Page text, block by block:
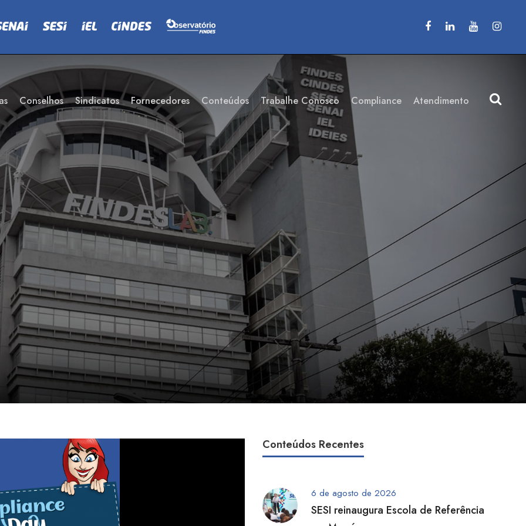
Conselhos Sindicatos Fornecedores Conteúdos Trabalhe Conosco Compliance Atendimento
Conteúdos Recentes
6 de agosto de 2026
SESI reinaugura Escola de Referência